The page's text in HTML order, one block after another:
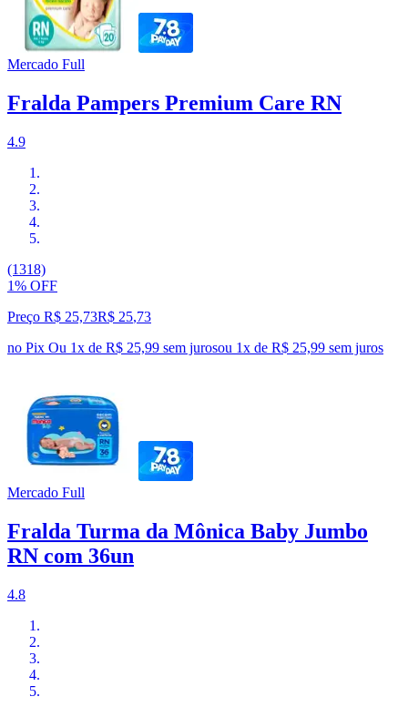
Mercado Full
Fralda Pampers Premium Care RN
4.9
(1318)
1% OFF
Preço R$ 25,73R$ 25,73
no Pix Ou 1x de R$ 25,99 sem jurosou 1x de R$ 25,99 sem juros
Mercado Full
Fralda Turma da Mônica Baby Jumbo
RN com 36un
4.8